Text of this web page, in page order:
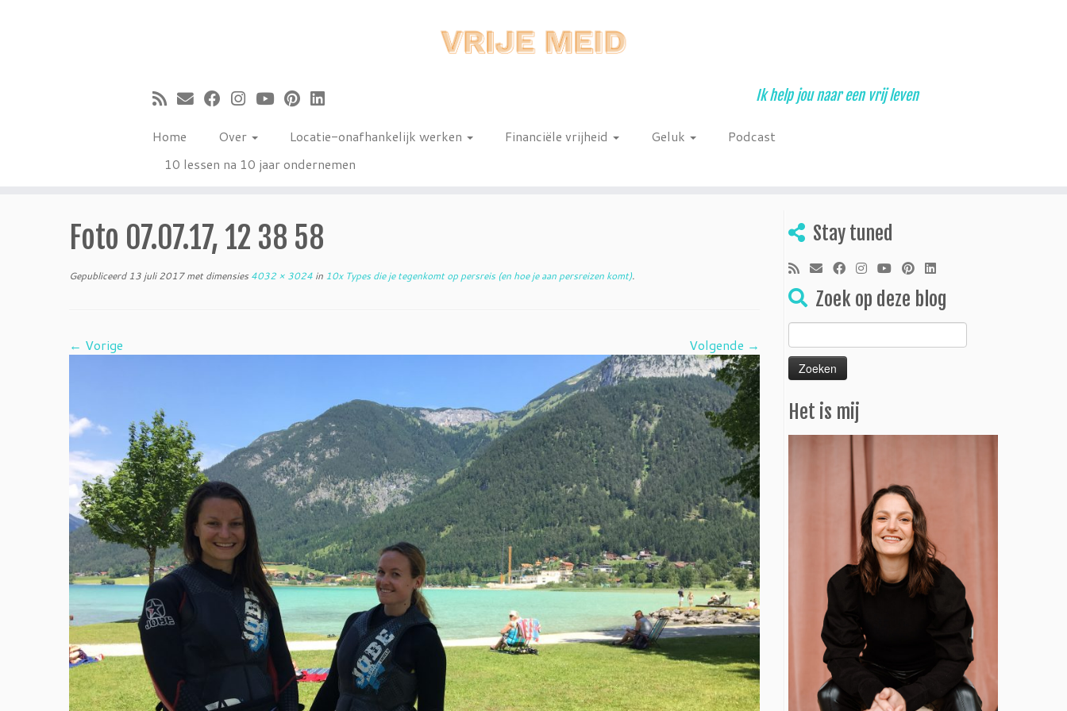
Ik help jou naar een vrij leven
Home Over Locatie-onafhankelijk werken Financiële vrijheid Geluk
Podcast
10 lessen na 10 jaar ondernemen
Foto 07.07.17, 12 38 58
Gepubliceerd 13 juli 2017met dimensies 4032 × 3024 in 10x Types die je tegenkomt op persreis (en hoe je aan persreizen komt).
← Vorige Volgende →
Stay tuned
Zoek op deze blog
Zoeken
naar:
Het is mij